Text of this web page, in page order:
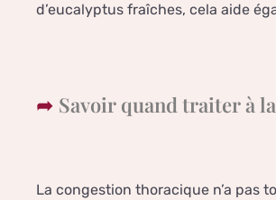
d’eucalyptus fraîches, cela aide
Savoir quand traiter à
La congestion thoracique n’a pas